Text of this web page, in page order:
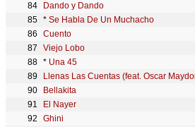
Dando y Dando
* Se Habla De Un Muchacho
Cuento
Viejo Lobo
* Una 45
Llenas Las Cuentas (feat. Oscar
Bellakita
El Nayer
Ghini